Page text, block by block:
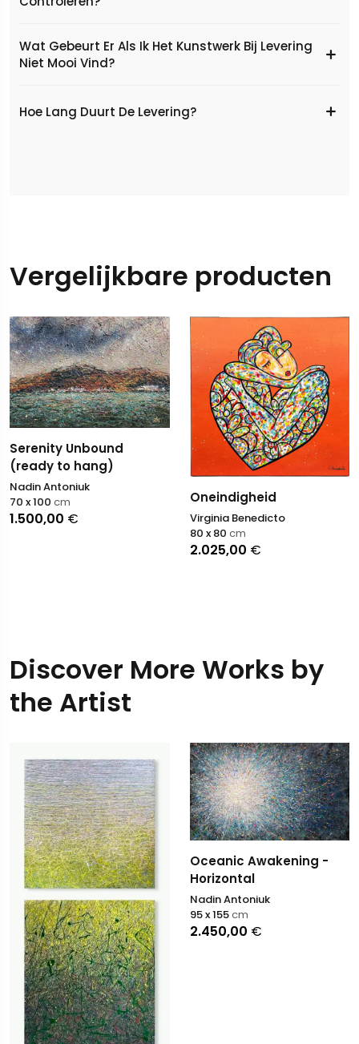
Wat Gebeurt Er Als Ik Het Kunstwerk Bij Levering
Niet Mooi Vind?
Hoe Lang Duurt De Levering?
Vergelijkbare producten
Serenity Unbound
(ready to hang)
Nadin Antoniuk
1.500,00 €
70 x 100 cm Oneindigheid
Virginia Benedicto
2.025,00 €
80 x 80 cm
Discover More Works by
the Artist
Oceanic Awakening -
Horizontal
Nadin Antoniuk
2.450,00 €
95 x 155cm